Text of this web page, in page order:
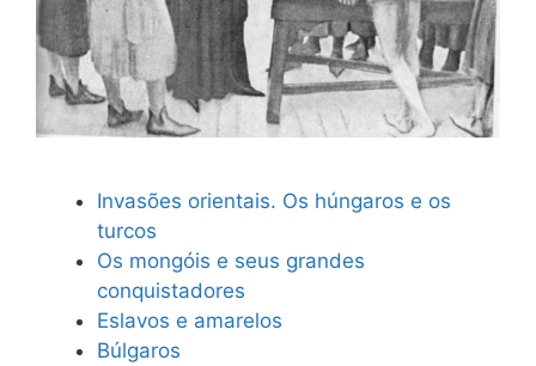
Invasões orientais. Os húngaros e os
turcos
Os mongóis e seus grandes
conquistadores
Eslavos e amarelos
Búlgaros